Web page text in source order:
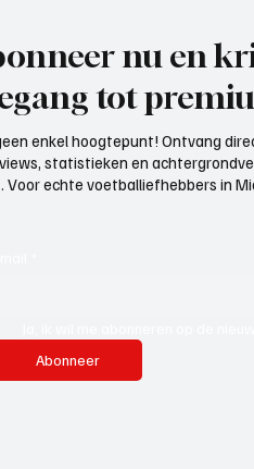
nu en
tot
enkel hoogtepunt! Ontvang
statistieken en
Voor echte voetballiefhebbers in
Abonneer